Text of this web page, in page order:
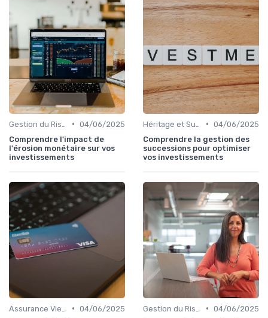
• 04/06/2025
Comprendre l'impact de
l'érosion monétaire sur vos
investissements
• 04/06/2025
Comprendre la gestion des
successions pour optimiser
vos investissements
• 04/06/2025
• 04/06/2025